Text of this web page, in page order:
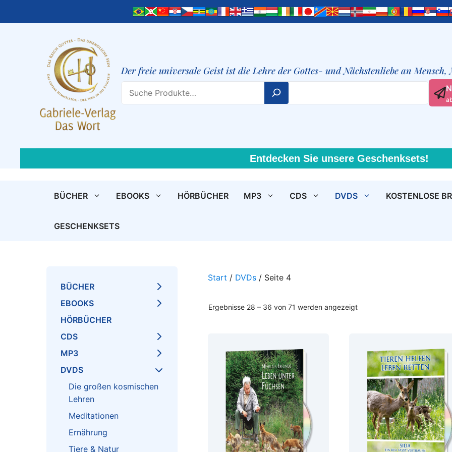
Der freie universale Geist ist die Lehre der Gottes- und Nächstenliebe an
Entdecken Sie unsere Geschenksets!
BÜCHER EBOOKS HÖRBÜCHER MP3 CDS DVDS KOSTENLOSE
GESCHENKSETS
Start / DVDs / Seite 4
Ergebnisse 28 – 36 von 71 werden angezeigtNach
BÜCHER
EBOOKS
HÖRBÜCHER
CDS
MP3
DVDS
Die großen kosmischen
Lehren
Meditationen
Ernährung
Tiere & Natur